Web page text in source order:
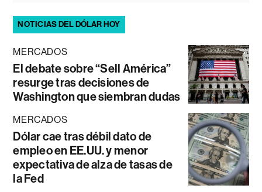
NOTICIAS DEL DÓLAR HOY
MERCADOS
El debate sobre “Sell América”
resurge tras decisiones de
Washington que siembran dudas
MERCADOS
Dólar cae tras débil dato de
empleo en EE.UU. y menor
expectativa de alza de tasas de
la Fed